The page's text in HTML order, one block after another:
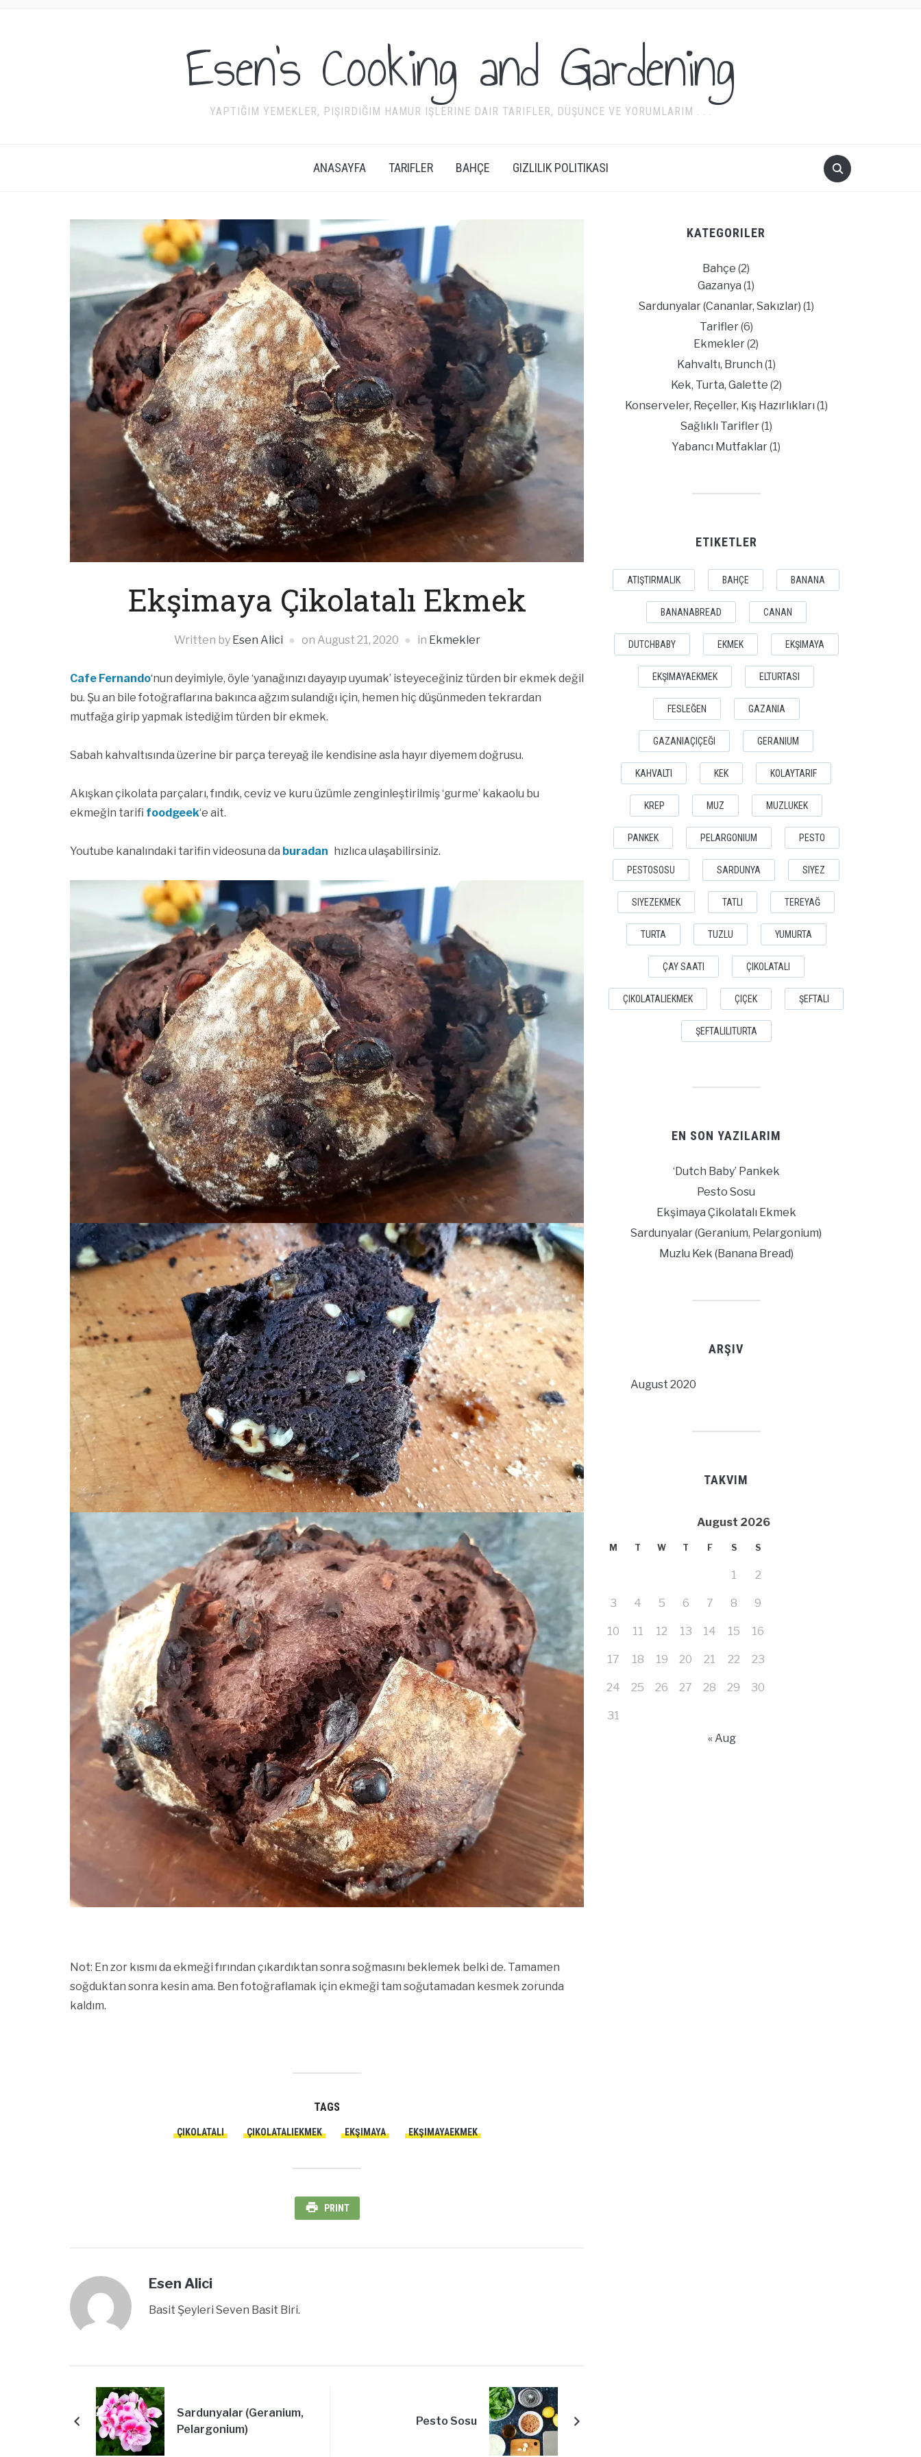
Esen's Cooking and Gardening
YAPTIĞIM YEMEKLER, PIŞIRDIĞIM HAMUR IŞLERINE DAIR TARIFLER, DÜŞÜNCE VE YORUMLARIM . . .
ANASAYFA TARIFLER BAHÇE GIZLILIK POLITIKASI
Ekşimaya Çikolatalı Ekmek
Written by Esen Alici on August 21, 2020 in Ekmekler
Cafe Fernando‘nun deyimiyle, öyle ‘yanağınızı dayayıp uyumak’ isteyeceğiniz türden bir ekmek değil
bu. Şu an bile fotoğraflarına bakınca ağzım sulandığı için, hemen hiç düşünmeden tekrardan
mutfağa girip yapmak istediğim türden bir ekmek.
Sabah kahvaltısında üzerine bir parça tereyağ ile kendisine asla hayır diyemem doğrusu.
Akışkan çikolata parçaları, fındık, ceviz ve kuru üzümle zenginleştirilmiş ‘gurme’ kakaolu bu
ekmeğin tarifi foodgeek‘e ait.
Youtube kanalındaki tarifin videosuna da buradan hızlıca ulaşabilirsiniz.
Not: En zor kısmı da ekmeği fırından çıkardıktan sonra soğmasını beklemek belki de. Tamamen
soğduktan sonra kesin ama. Ben fotoğraflamak için ekmeği tam soğutamadan kesmek zorunda
kaldım.
TAGS
ÇIKOLATALI ÇIKOLATALIEKMEK EKŞIMAYA EKŞIMAYAEKMEK
PRINT
Esen Alici
Basit Şeyleri Seven Basit Biri.
Sardunyalar (Geranium,
Pelargonium)
Pesto Sosu
KATEGORILER
Bahçe (2)
Gazanya (1)
Sardunyalar (Cananlar, Sakızlar) (1)
Tarifler(6)
Ekmekler(2)
Kahvaltı, Brunch (1)
Kek, Turta, Galette (2)
Konserveler, Reçeller, Kış Hazırlıkları (1)
Sağlıklı Tarifler(1)
Yabancı Mutfaklar(1)
ETIKETLER
ATIŞTIRMALIK BAHÇE BANANA
BANANABREAD CANAN
DUTCHBABY EKMEK EKŞIMAYA
EKŞIMAYAEKMEK ELTURTASI
FESLEĞEN GAZANIA
GAZANIAÇIÇEĞI GERANIUM
KAHVALTI KEK KOLAYTARIF
KREP MUZ MUZLUKEK
PANKEK PELARGONIUM PESTO
PESTOSOSU SARDUNYA SIYEZ
SIYEZEKMEK TATLI TEREYAĞ
TURTA TUZLU YUMURTA
ÇAY SAATI ÇIKOLATALI
ÇIKOLATALIEKMEK ÇIÇEK ŞEFTALI
ŞEFTALILITURTA
EN SON YAZILARIM
‘Dutch Baby’ Pankek
Pesto Sosu
Ekşimaya Çikolatalı Ekmek
Sardunyalar (Geranium, Pelargonium)
Muzlu Kek (Banana Bread)
ARŞIV
August 2020
TAKVIM
August 2026
M T W T F S S
1 2
3 4 5 6 7 8 9
10 11 12 13 14 15 16
17 18 19 20 21 22 23
24 25 26 27 28 29 30
31
« Aug